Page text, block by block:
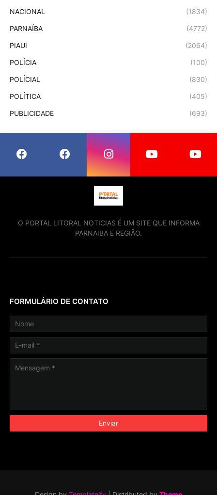
NACIONAL (1834)
PARNAÍBA (4772)
PIAUI (2064)
POLÍCIA (100)
POLÍCIAL (830)
POLÍTICA (405)
PUBLICIDADE (693)
O PORTAL LITORAL NOTICIAS É UM SITE QUE INFORMA
PARNAIBA E REGIÃO.
FORMULÁRIO DE CONTATO